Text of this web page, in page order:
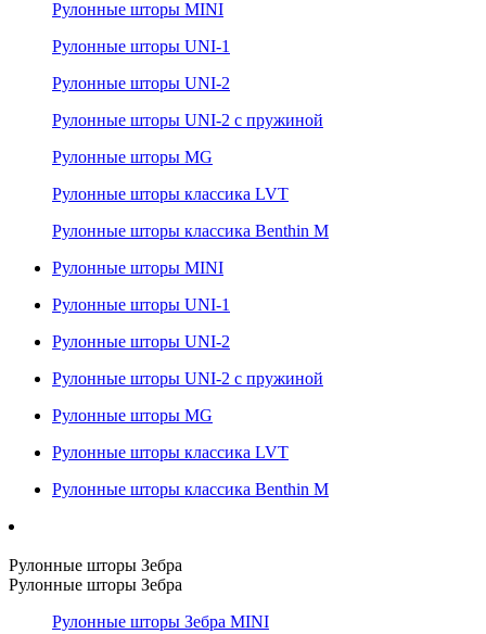
Рулонные шторы MINI
Рулонные шторы UNI-1
Рулонные шторы UNI-2
Рулонные шторы UNI-2 с пружиной
Рулонные шторы MG
Рулонные шторы классика LVT
Рулонные шторы классика Benthin M
Рулонные шторы MINI
Рулонные шторы UNI-1
Рулонные шторы UNI-2
Рулонные шторы UNI-2 с пружиной
Рулонные шторы MG
Рулонные шторы классика LVT
Рулонные шторы классика Benthin M
Рулонные шторы Зебра
Рулонные шторы Зебра
Рулонные шторы Зебра MINI